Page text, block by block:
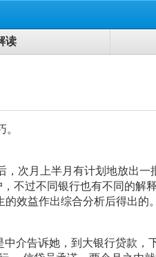
读
次月上半月有计划地放出一
不过不同银行也有不同的解
效益作出综合分析后得出的。
介告诉她，到大银行贷款，